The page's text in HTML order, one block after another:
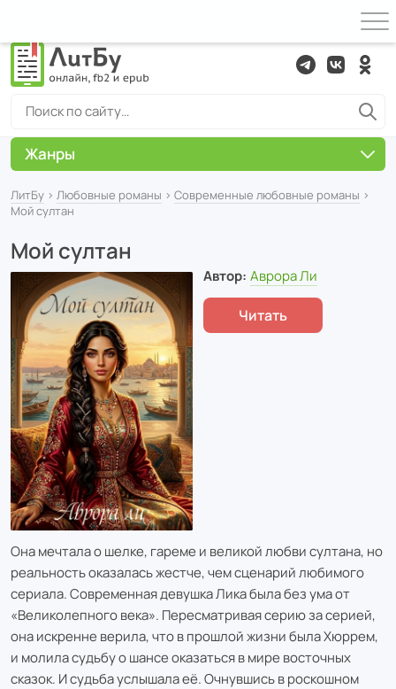
ЛитБу › Любовные романы › Современные любовные романы ›
Мой султан
Мой султан
Автор: Аврора Ли
Читать
Она мечтала о шелке, гареме и великой любви султана, но
реальность оказалась жестче, чем сценарий любимого
сериала. Современная девушка Лика была без ума от
«Великолепного века». Пересматривая серию за серией,
она искренне верила, что в прошлой жизни была Хюррем,
и молила судьбу о шансе оказаться в мире восточных
сказок. И судьба услышала её. Очнувшись в роскошном
Жанры